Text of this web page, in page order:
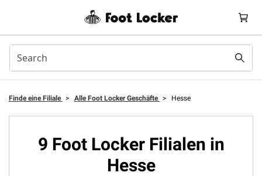
Finde eine Filiale > Alle Foot Locker Geschäfte > Hesse
9 Foot Locker Filialen in
Hesse